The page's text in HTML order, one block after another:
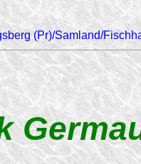
(Pr)/Samland/